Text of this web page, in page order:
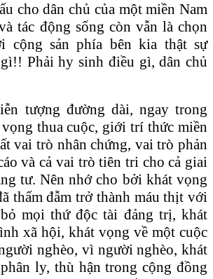
cho dân chủ của một miền Nam
tác động sống còn vẫn là chọn
cộng sản phía bên kia thật sự
Phải hy sinh điều gì, dân chủ
tượng đường dài, ngay trong
thua cuộc, giới trí thức miền
vai trò nhân chứng, vai trò phản
và cả vai trò tiên tri cho cả giai
tư. Nên nhớ cho bởi khát vọng
thấm đẫm trở thành máu thịt với
mọi thứ độc tài đảng trị, khát
xã hội, khát vọng về một cuộc
nghèo, vì người nghèo, khát
ly, thù hận trong cộng đồng